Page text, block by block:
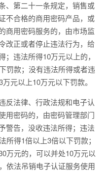
、第二十一条规定，销售或
不合格的商用密码产品，或
商用密码服务的，由市场监
改正或者停止违法行为，给
违法所得10万元以上的，
罚款；没有违法所得或者违
元以上10万元以下罚款。
反法律、行政法规和电子认
用密码的，由密码管理部门
警告，没收违法所得；违法
所得1倍以上3倍以下罚款；
万元的，可以并处10万元以
依法吊销电子认证服务使用